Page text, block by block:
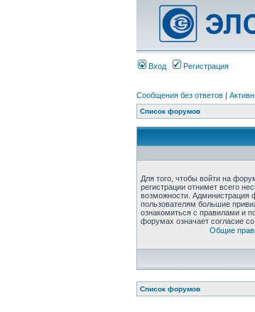
Вход Регистрация
Сообщения без ответов |
Список форумов
Для того, чтобы войти на
регистрации отнимет всего
возможности. Администрация
пользователям большие
ознакомиться с правилами и
форумах означает согласие со
Общие
Список форумов